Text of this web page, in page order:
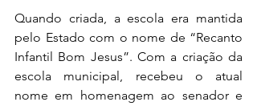
Quando criada, a escola era mantida
pelo Estado com o nome de “Recanto
Infantil Bom Jesus”. Com a criação da
escola municipal, recebeu o atual
nome em homenagem ao senador e